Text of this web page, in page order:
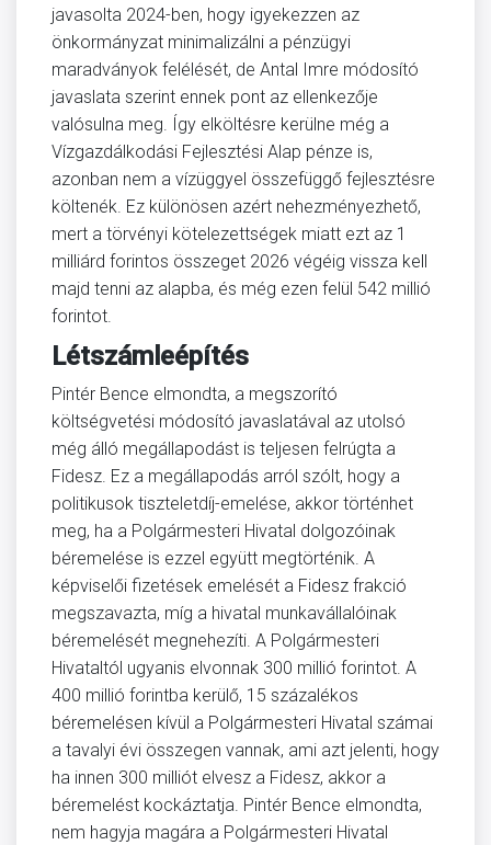
javasolta 2024-ben, hogy igyekezzen az
önkormányzat minimalizálni a pénzügyi
maradványok felélését, de Antal Imre módosító
javaslata szerint ennek pont az ellenkezője
valósulna meg. Így elköltésre kerülne még a
Vízgazdálkodási Fejlesztési Alap pénze is,
azonban nem a vízüggyel összefüggő fejlesztésre
költenék. Ez különösen azért nehezményezhető,
mert a törvényi kötelezettségek miatt ezt az 1
milliárd forintos összeget 2026 végéig vissza kell
majd tenni az alapba, és még ezen felül 542 millió
forintot.
Létszámleépítés
Pintér Bence elmondta, a megszorító
költségvetési módosító javaslatával az utolsó
még álló megállapodást is teljesen felrúgta a
Fidesz. Ez a megállapodás arról szólt, hogy a
politikusok tiszteletdíj-emelése, akkor történhet
meg, ha a Polgármesteri Hivatal dolgozóinak
béremelése is ezzel együtt megtörténik. A
képviselői fizetések emelését a Fidesz frakció
megszavazta, míg a hivatal munkavállalóinak
béremelését megnehezíti. A Polgármesteri
Hivataltól ugyanis elvonnak 300 millió forintot. A
400 millió forintba kerülő, 15 százalékos
béremelésen kívül a Polgármesteri Hivatal számai
a tavalyi évi összegen vannak, ami azt jelenti, hogy
ha innen 300 milliót elvesz a Fidesz, akkor a
béremelést kockáztatja. Pintér Bence elmondta,
nem hagyja magára a Polgármesteri Hivatal